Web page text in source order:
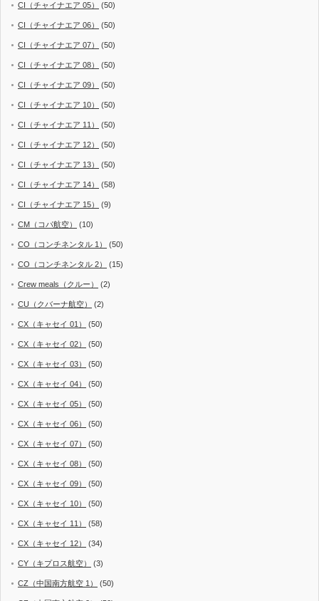
CI（チャイナエア 05） (50)
CI（チャイナエア 06） (50)
CI（チャイナエア 07） (50)
CI（チャイナエア 08） (50)
CI（チャイナエア 09） (50)
CI（チャイナエア 10） (50)
CI（チャイナエア 11） (50)
CI（チャイナエア 12） (50)
CI（チャイナエア 13） (50)
CI（チャイナエア 14） (58)
CI（チャイナエア 15） (9)
CM（コパ航空） (10)
CO（コンチネンタル 1） (50)
CO（コンチネンタル 2） (15)
Crew meals（クルー） (2)
CU（クバーナ航空） (2)
CX（キャセイ 01） (50)
CX（キャセイ 02） (50)
CX（キャセイ 03） (50)
CX（キャセイ 04） (50)
CX（キャセイ 05） (50)
CX（キャセイ 06） (50)
CX（キャセイ 07） (50)
CX（キャセイ 08） (50)
CX（キャセイ 09） (50)
CX（キャセイ 10） (50)
CX（キャセイ 11） (58)
CX（キャセイ 12） (34)
CY（キプロス航空） (3)
CZ（中国南方航空 1） (50)